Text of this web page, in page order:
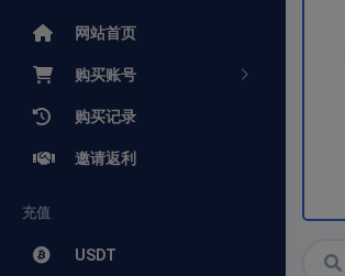
网站首页
购买账号
购买记录
邀请返利
充值
USDT